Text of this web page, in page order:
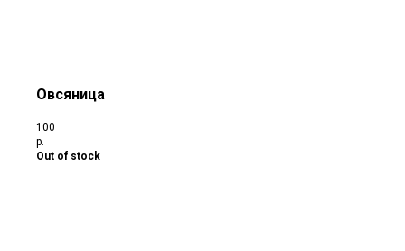
Овсяница
100
р.
Out of stock